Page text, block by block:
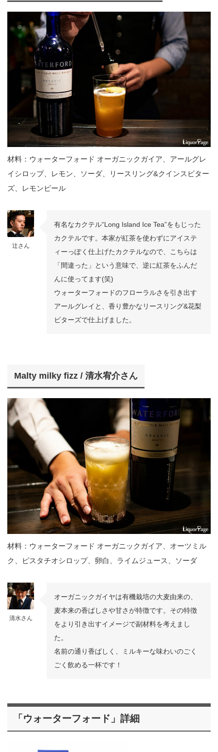
材料：ウォーターフォード オーガニックガイア、アールグレ
イシロップ、レモン、ソーダ、リースリング&クインスビター
ズ、レモンピール
辻さん
有名なカクテル“Long Island Ice Tea”をもじった
カクテルです。本家が紅茶を使わずにアイステ
ィーっぽく仕上げたカクテルなので、こちらは
「間違った」という意味で、逆に紅茶をふんだ
んに使ってます(笑)
ウォーターフォードのフローラルさを引き出す
アールグレイと、香り豊かなリースリング&花梨
ビターズで仕上げました。
Malty milky fizz / 清水宥介さん
材料：ウォーターフォード オーガニックガイア、オーツミル
ク、ピスタチオシロップ、卵白、ライムジュース、ソーダ
清水さん
オーガニックガイヤは有機栽培の大麦由来の、
麦本来の香ばしさや甘さが特徴です。その特徴
をより引き出すイメージで副材料を考えまし
た。
名前の通り香ばしく、ミルキーな味わいのごく
ごく飲める一杯です！
「ウォーターフォード」詳細